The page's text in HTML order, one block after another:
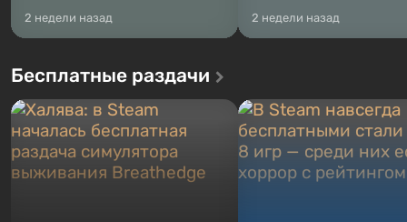
2 недели назад 2 недели назад
Бесплатные раздачи